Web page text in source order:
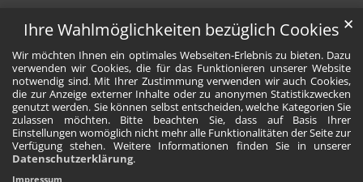
Ihre Wahlmöglichkeiten bezüglich Cookies
Wir möchten Ihnen ein optimales Webseiten-Erlebnis zu bieten. Dazu
verwenden wir Cookies, die für das Funktionieren unserer Website
notwendig sind. Mit Ihrer Zustimmung verwenden wir auch Cookies,
die zur Anzeige externer Inhalte oder zu anonymen Statistikzwecken
genutzt werden. Sie können selbst entscheiden, welche Kategorien Sie
zulassen möchten. Bitte beachten Sie, dass auf Basis Ihrer
Einstellungen womöglich nicht mehr alle Funktionalitäten der Seite zur
Verfügung stehen. Weitere Informationen finden Sie in unserer
Datenschutzerklärung.
✕
Impressum